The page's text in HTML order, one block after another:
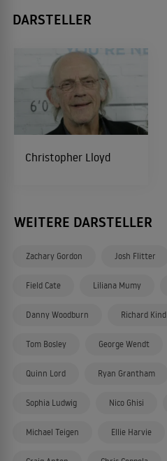
DARSTELLER
Christopher Lloyd
WEITERE DARSTELLER
Zachary Gordon Josh Flitter
Field Cate Liliana Mumy
Danny Woodburn Richard Kind
Tom Bosley George Wendt
Quinn Lord Ryan Grantham
Sophia Ludwig Nico Ghisi
Michael Teigen Ellie Harvie